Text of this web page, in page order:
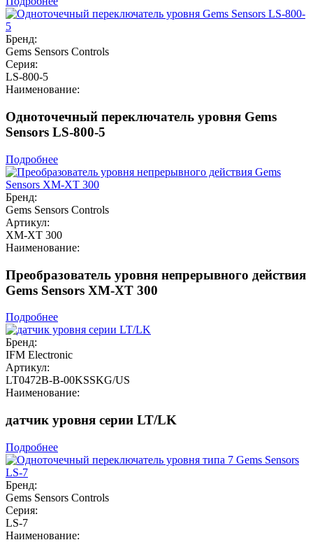
Бренд:
Gems Sensors Controls
Серия:
LS-800-5
Наименование:
Одноточечный переключатель уровня Gems
Sensors LS-800-5
Подробнее
Бренд:
Gems Sensors Controls
Артикул:
XM-XT 300
Наименование:
Преобразователь уровня непрерывного действия
Gems Sensors XM-XT 300
Подробнее
Бренд:
IFM Electronic
Артикул:
LT0472B-B-00KSSKG/US
Наименование:
датчик уровня серии LT/LK
Подробнее
Бренд:
Gems Sensors Controls
Серия:
LS-7
Наименование: